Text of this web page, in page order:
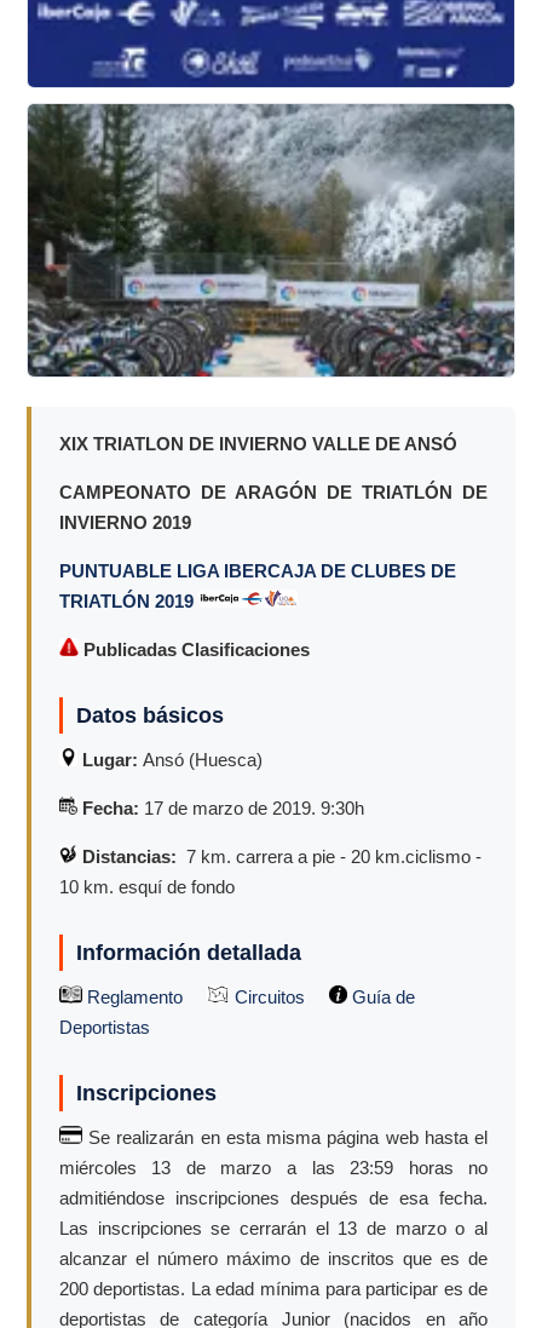
XIX TRIATLON DE INVIERNO VALLE DE ANSÓ
CAMPEONATO DE ARAGÓN DE TRIATLÓN DE
INVIERNO 2019
PUNTUABLE LIGA IBERCAJA DE CLUBES DE
TRIATLÓN 2019
Publicadas Clasificaciones
Datos básicos
Lugar: Ansó (Huesca)
Fecha: 17 de marzo de 2019. 9:30h
Distancias: 7 km. carrera a pie - 20 km.ciclismo -
10 km. esquí de fondo
Información detallada
Reglamento Circuitos
Guía de
Deportistas
Inscripciones
Se realizarán en esta misma página web hasta el
miércoles 13 de marzo a las 23:59 horas no
admitiéndose inscripciones después de esa fecha.
Las inscripciones se cerrarán el 13 de marzo o al
alcanzar el número máximo de inscritos que es de
200 deportistas. La edad mínima para participar es de
deportistas de categoría Junior (nacidos en año